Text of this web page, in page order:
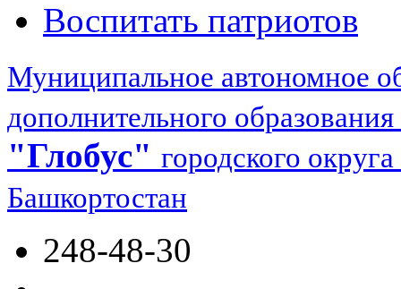
Воспитать патриотов
Муниципальное автономное
дополнительного образования
"Глобус" городского
Башкортостан
248-48-30